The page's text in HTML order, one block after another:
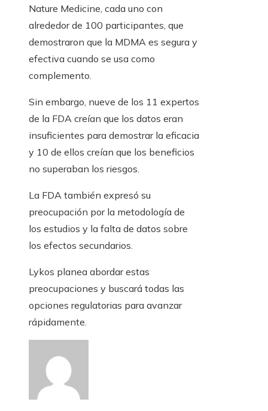
Nature Medicine, cada uno con
alrededor de 100 participantes, que
demostraron que la MDMA es segura y
efectiva cuando se usa como
complemento.
Sin embargo, nueve de los 11 expertos
de la FDA creían que los datos eran
insuficientes para demostrar la eficacia
y 10 de ellos creían que los beneficios
no superaban los riesgos.
La FDA también expresó su
preocupación por la metodología de
los estudios y la falta de datos sobre
los efectos secundarios.
Lykos planea abordar estas
preocupaciones y buscará todas las
opciones regulatorias para avanzar
rápidamente.